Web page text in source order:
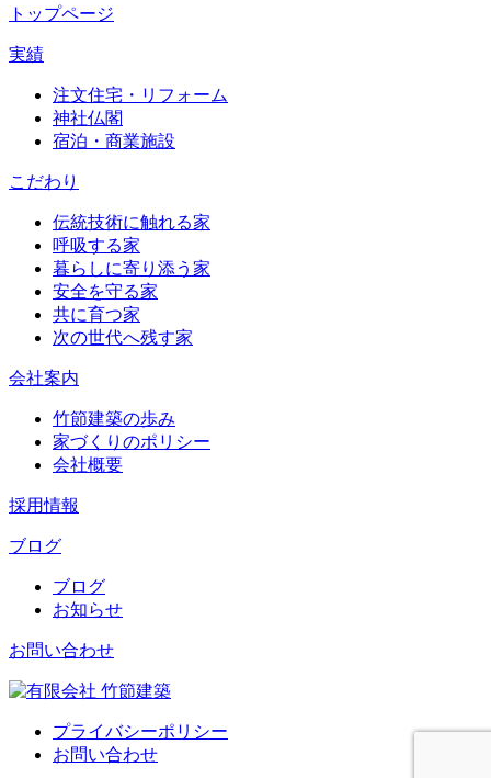
トップページ
実績
注文住宅・リフォーム
神社仏閣
宿泊・商業施設
こだわり
伝統技術に触れる家
呼吸する家
暮らしに寄り添う家
安全を守る家
共に育つ家
次の世代へ残す家
会社案内
竹節建築の歩み
家づくりのポリシー
会社概要
採用情報
ブログ
ブログ
お知らせ
お問い合わせ
プライバシーポリシー
お問い合わせ